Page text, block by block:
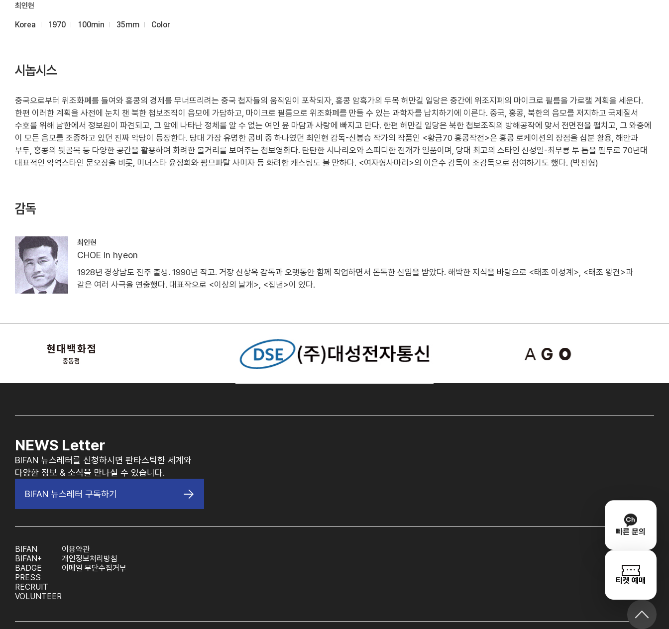
빠른 문의
티켓 예매
최인현
Korea 1970 100min 35mm Color
시놉시스
중국으로부터 위조화폐를 들여와 홍콩의 경제를 무너뜨리려는 중국 첩자들의 움직임이 포착되자, 홍콩 암흑가의 두목 허만길 일당은 중간에 위조지폐의 마이크로 필름을 가로챌 계획을 세운다.
한편 이러한 계획을 사전에 눈치 챈 북한 첩보조직이 음모에 가담하고, 마이크로 필름으로 위조화폐를 만들 수 있는 과학자를 납치하기에 이른다. 중국, 홍콩, 북한의 음모를 저지하고 국제질서
수호를 위해 남한에서 정보원이 파견되고, 그 앞에 나타난 정체를 알 수 없는 여인 윤 마담과 사랑에 빠지고 만다. 한편 허만길 일당은 북한 첩보조직의 방해공작에 맞서 전면전을 펼치고, 그 와중에
이 모든 음모를 조종하고 있던 진짜 악당이 등장한다. 당대 가장 유명한 콤비 중 하나였던 최인현 감독-신봉승 작가의 작품인 <황금70 홍콩작전>은 홍콩 로케이션의 장점을 십분 활용, 해안과
부두, 홍콩의 뒷골목 등 다양한 공간을 활용하여 화려한 볼거리를 보여주는 첩보영화다. 탄탄한 시나리오와 스피디한 전개가 일품이며, 당대 최고의 스타인 신성일-최무룡 투 톱을 필두로 70년대
대표적인 악역스타인 문오장을 비롯, 미녀스타 윤정희와 팜므파탈 사미자 등 화려한 캐스팅도 볼 만하다. <여자형사마리>의 이은수 감독이 조감독으로 참여하기도 했다. (박진형)
감독
최인현
CHOE In hyeon
1928년 경상남도 진주 출생. 1990년 작고. 거장 신상옥 감독과 오랫동안 함께 작업하면서 돈독한 신임을 받았다. 해박한 지식을 바탕으로 <태조 이성계>, <태조 왕건>과
같은 여러 사극을 연출했다. 대표작으로 <이상의 날개>, <집념>이 있다.
NEWS Letter
BIFAN 뉴스레터를 신청하시면 판타스틱한 세계와
다양한 정보 & 소식을 만나실 수 있습니다.
BIFAN 뉴스레터 구독하기
BIFAN
BIFAN+
BADGE
PRESS
RECRUIT
VOLUNTEER
이용약관
개인정보처리방침
이메일 무단수집거부